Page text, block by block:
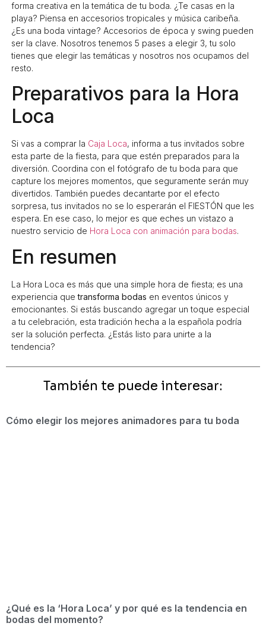
forma creativa en la temática de tu boda. ¿Te casas en la
playa? Piensa en accesorios tropicales y música caribeña.
¿Es una boda vintage? Accesorios de época y swing pueden
ser la clave. Nosotros tenemos 5 pases a elegir 3, tu solo
tienes que elegir las temáticas y nosotros nos ocupamos del
resto.
Preparativos para la Hora
Loca
Si vas a comprar la Caja Loca, informa a tus invitados sobre
esta parte de la fiesta, para que estén preparados para la
diversión. Coordina con el fotógrafo de tu boda para que
capture los mejores momentos, que seguramente serán muy
divertidos. También puedes decantarte por el efecto
sorpresa, tus invitados no se lo esperarán el FIESTÓN que les
espera. En ese caso, lo mejor es que eches un vistazo a
nuestro servicio de Hora Loca con animación para bodas.
En resumen
La Hora Loca es más que una simple hora de fiesta; es una
experiencia quetransforma bodas en eventos únicos y
emocionantes. Si estás buscando agregar un toque especial
a tu celebración, esta tradición hecha a la española podría
ser la solución perfecta. ¿Estás listo para unirte a la
tendencia?
También te puede interesar:
Cómo elegir los mejores animadores para tu boda
¿Qué es la ‘Hora Loca’ y por qué es la tendencia en
bodas del momento?